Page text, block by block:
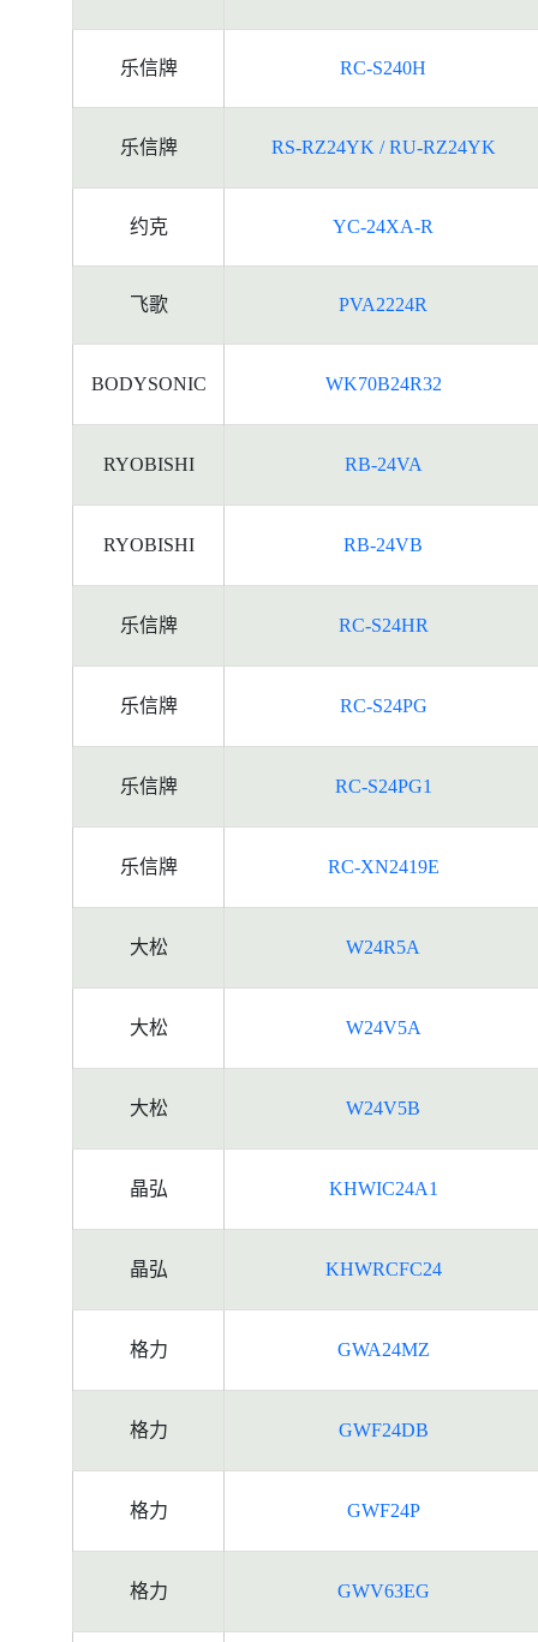
乐信牌 RC-S240H
乐信牌 RS-RZ24YK / RU-RZ24YK
约克 YC-24XA-R
飞歌 PVA2224R
BODYSONIC WK70B24R32
RYOBISHI RB-24VA
RYOBISHI RB-24VB
乐信牌 RC-S24HR
乐信牌 RC-S24PG
乐信牌 RC-S24PG1
乐信牌 RC-XN2419E
大松 W24R5A
大松 W24V5A
大松 W24V5B
晶弘 KHWIC24A1
晶弘 KHWRCFC24
格力 GWA24MZ
格力 GWF24DB
格力 GWF24P
格力 GWV63EG